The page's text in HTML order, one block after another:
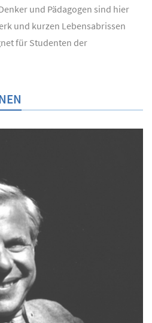
und Pädagogen sind hier
und kurzen Lebensabrissen
für Studenten der